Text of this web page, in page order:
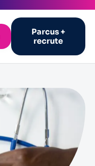
Parcus +
recrute